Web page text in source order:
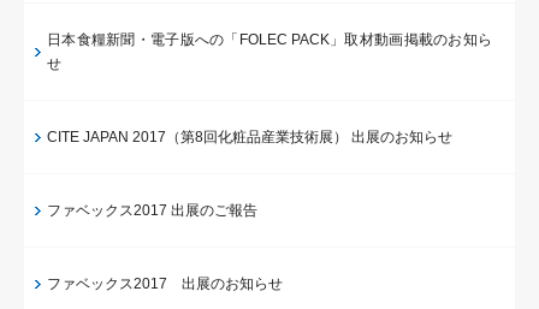
日本食糧新聞・電子版への「FOLEC PACK」取材動画掲載のお知ら
せ
CITE JAPAN 2017（第8回化粧品産業技術展） 出展のお知らせ
ファベックス2017 出展のご報告
ファベックス2017 出展のお知らせ